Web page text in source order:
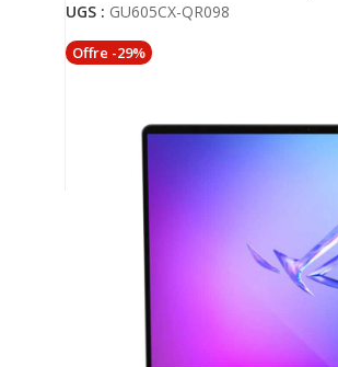
UGS : GU605CX-QR098
Offre -29%